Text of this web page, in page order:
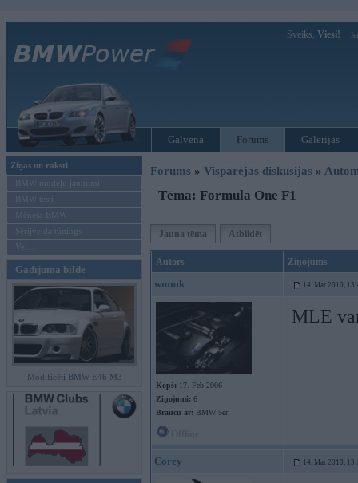
Sveiks, Viesi!
Galvenā Forums Galerijas
Ziņas un raksti
BMW modeļu jaunumi
BMW testi
Mēneša BMW
Sērijveida tūnings
Vel...
Gadījuma bilde
Modificēti BMW E46 M3
Forums » Vispārējās diskusijas »
Tēma: Formula One F1
Jauna tēma Atbildēt
Autors Ziņojums
wmmk 14. Mar 2010,
Kopš: 17. Feb 2006
Ziņojumi: 6
Braucu ar: BMW 5er
MLE
Corey 14. Mar 2010,